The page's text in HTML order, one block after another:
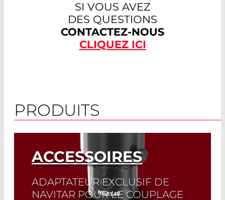
SI VOUS AVEZ
DES QUESTIONS
CONTACTEZ-NOUS
CLIQUEZ ICI
PRODUITS
ACCESSOIRES
ADAPTATEUR EXCLUSIF DE
NAVITAR POUR LE COUPLAGE